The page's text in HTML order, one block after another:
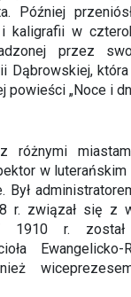
Później
i kaligrafii w
przez
Dąbrowskiej, która
powieści „Noce i
różnymi
w luterańskim
Był
r. związał się z
1910 r. został
Ewangelicko-